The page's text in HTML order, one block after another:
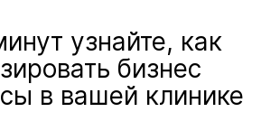
узнайте, как
бизнес
в вашей клинике